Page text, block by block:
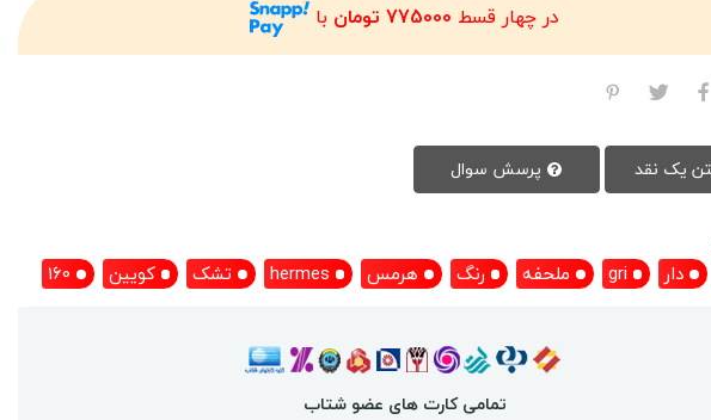
در چهار قسط 775000 تومان با
دار gri ملحفه رنگ هرمس hermes تشک کویین 160
تمامی کارت های عضو شتاب